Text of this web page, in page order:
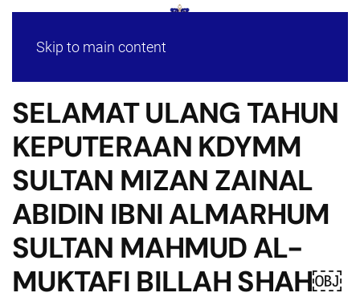
Skip to main content
SELAMAT ULANG TAHUN
KEPUTERAAN KDYMM
SULTAN MIZAN ZAINAL
ABIDIN IBNI ALMARHUM
SULTAN MAHMUD AL-
MUKTAFI BILLAH SHAH￼